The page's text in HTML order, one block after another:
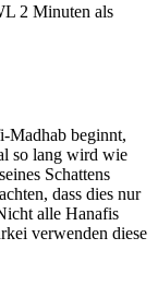
2 Minuten als
Madhab beginnt,
so lang wird wie
Schattens
dass dies nur
alle Hanafis
verwenden diese